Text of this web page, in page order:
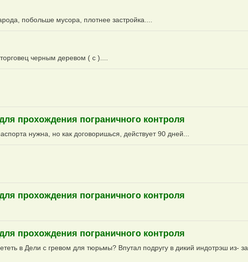
побольше мусора, плотнее застройка....
черным деревом ( с )....
прохождения пограничного контроля
нужна, но как договоришься, действует 90 дней...
прохождения пограничного контроля
прохождения пограничного контроля
в Дели с гревом для тюрьмы? Впутал подругу в дикий индотрэш из- за